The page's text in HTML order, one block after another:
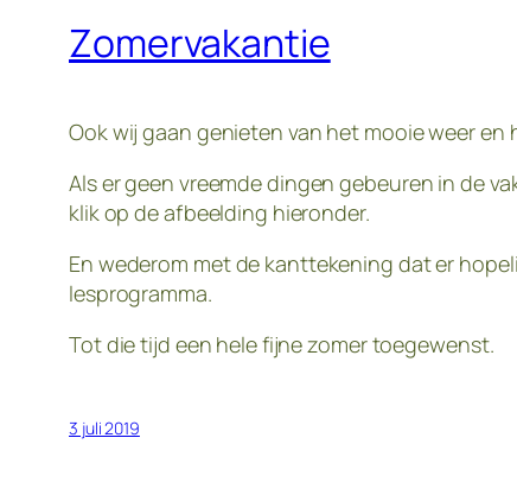
Zomervakantie
Ook wij gaan genieten van het mooie weer
Als er geen vreemde dingen gebeuren in de
klik op de afbeelding hieronder.
En wederom met de kanttekening dat er
lesprogramma.
Tot die tijd een hele fijne zomer toegewenst.
3 juli 2019